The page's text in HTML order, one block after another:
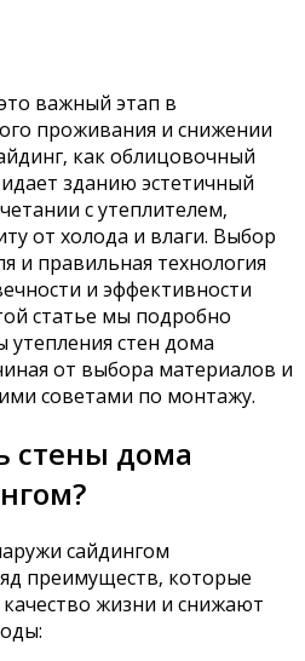
важный этап в
проживания и снижении
как облицовочный
зданию эстетичный
с утеплителем‚
от холода и влаги. Выбор
и правильная технология
и эффективности
статье мы подробно
утепления стен дома
от выбора материалов и
советами по монтажу.
стены дома
сайдингом
преимуществ‚ которые
жизни и снижают